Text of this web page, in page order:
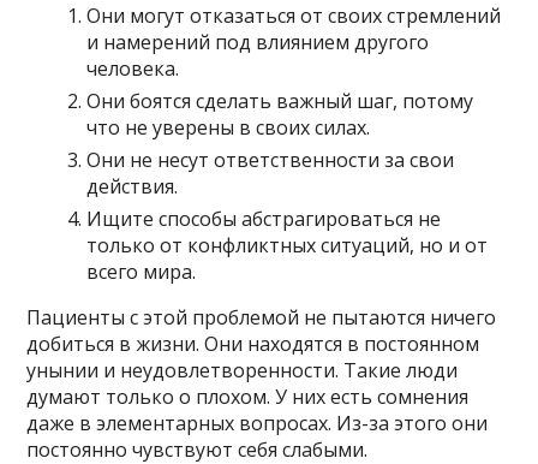
Они могут отказаться от своих стремлений
и намерений под влиянием другого
человека.
Они боятся сделать важный шаг, потому
что не уверены в своих силах.
Они не несут ответственности за свои
действия.
Ищите способы абстрагироваться не
только от конфликтных ситуаций, но и от
всего мира.
Пациенты с этой проблемой не пытаются ничего
добиться в жизни. Они находятся в постоянном
унынии и неудовлетворенности. Такие люди
думают только о плохом. У них есть сомнения
даже в элементарных вопросах. Из-за этого они
постоянно чувствуют себя слабыми.